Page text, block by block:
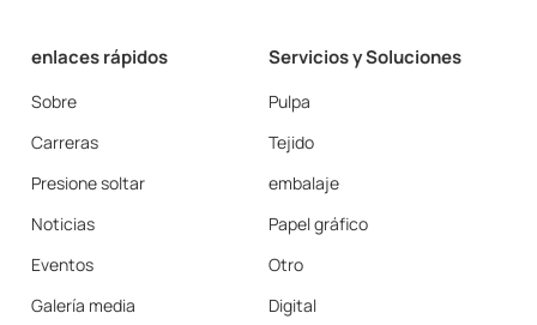
enlaces rápidos
Sobre
Carreras
Presione soltar
Noticias
Eventos
Galería media
Servicios y Soluciones
Pulpa
Tejido
embalaje
Papel gráfico
Otro
Digital